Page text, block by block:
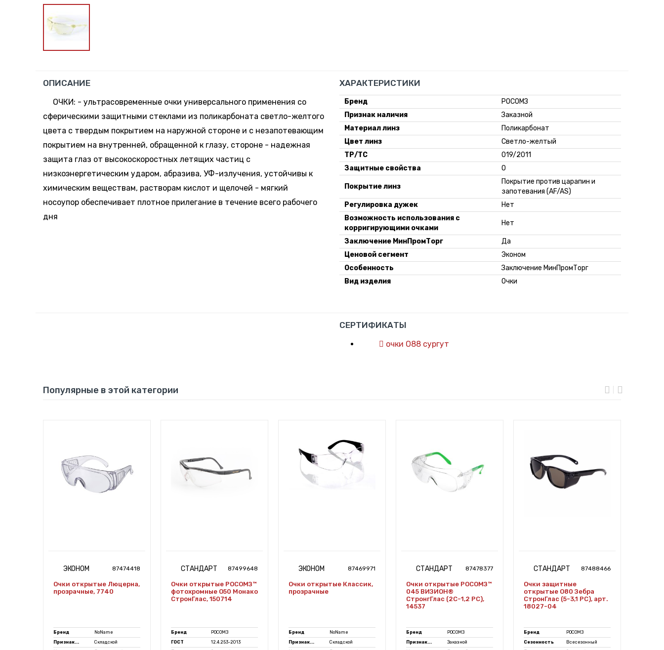
ОПИСАНИЕ
ОЧКИ: - ультрасовременные очки универсального применения со
сферическими защитными стеклами из поликарбоната светло-желтого
цвета с твердым покрытием на наружной стороне и с незапотевающим
покрытием на внутренней, обращенной к глазу, стороне - надежная
защита глаз от высокоскоростных летящих частиц с
низкоэнергетическим ударом, абразива, УФ-излучения, устойчивы к
химическим веществам, растворам кислот и щелочей - мягкий
носоупор обеспечивает плотное прилегание в течение всего рабочего
дня
ХАРАКТЕРИСТИКИ
Бренд
РОСОМЗ
Признак наличия
Заказной
Материал линз
Поликарбонат
Цвет линз
Светло-желтый
ТР/ТС
019/2011
Защитные свойства
О
Покрытие линз
Покрытие против царапин и
запотевания (AF/AS)
Регулировка дужек
Нет
Возможность использования с
корригирующими очками
Нет
Заключение МинПромТорг
Да
Ценовой сегмент
Эконом
Особенность
Заключение МинПромТорг
Вид изделия
Очки
СЕРТИФИКАТЫ
очки О88 сургут
Популярные в этой категории
ЭКОНОМ 87474418
Очки открытые Люцерна,
прозрачные, 7740
Бренд
NoName
Признак...
Складской
СТАНДАРТ 87499648
Очки открытые РОСОМЗ™
фотохромные О50 Монако
СтронГлас, 150714
Бренд
РОСОМЗ
ГОСТ
12.4.253-2013
ЭКОНОМ 87469971
Очки открытые Классик,
прозрачные
Бренд
NoName
Признак...
Складской
СТАНДАРТ 87478377
Очки открытые РОСОМЗ™
045 ВИЗИОН®
СтронгГлас (2С-1,2 PС),
14537
Бренд
РОСОМЗ
Признак...
Заказной
СТАНДАРТ 87488466
Очки защитные
открытые О80 Зебра
СтронГлас (5-3,1 PC), арт.
18027-04
Бренд
РОСОМЗ
Сезонность
Всесезонный